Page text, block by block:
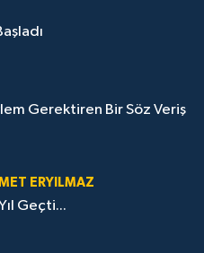
Gerektiren Bir Söz Veriş
ERYILMAZ
Geçti...